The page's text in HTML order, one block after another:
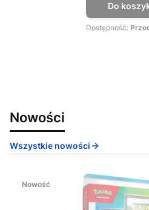
Do
Dostępność:
Nowości
Wszystkie nowości
Nowość